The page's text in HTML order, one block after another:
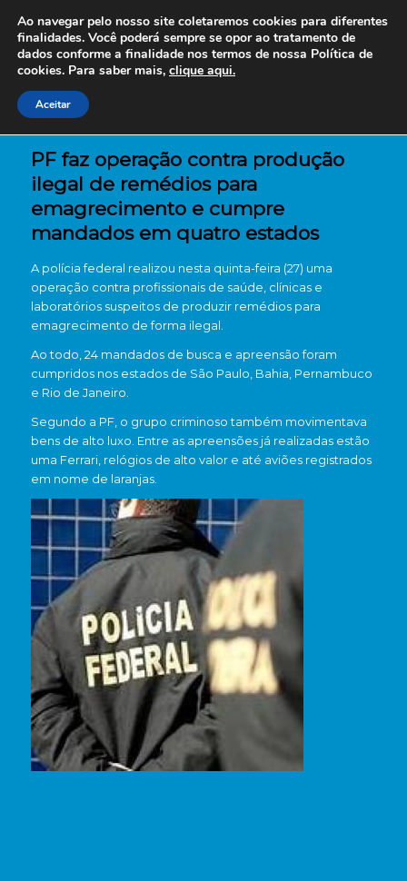
PF faz operação contra produção
ilegal de remédios para
emagrecimento e cumpre
mandados em quatro estados
A polícia federal realizou nesta quinta-feira (27) uma
operação contra profissionais de saúde, clínicas e
laboratórios suspeitos de produzir remédios para
emagrecimento de forma ilegal.
Ao todo, 24 mandados de busca e apreensão foram
cumpridos nos estados de São Paulo, Bahia, Pernambuco
e Rio de Janeiro.
Segundo a PF, o grupo criminoso também movimentava
bens de alto luxo. Entre as apreensões já realizadas estão
uma Ferrari, relógios de alto valor e até aviões registrados
em nome de laranjas.
Ao navegar pelo nosso site coletaremos cookies para diferentes
finalidades. Você poderá sempre se opor ao tratamento de
dados conforme a finalidade nos termos de nossa Política de
cookies. Para saber mais, clique aqui.
Aceitar